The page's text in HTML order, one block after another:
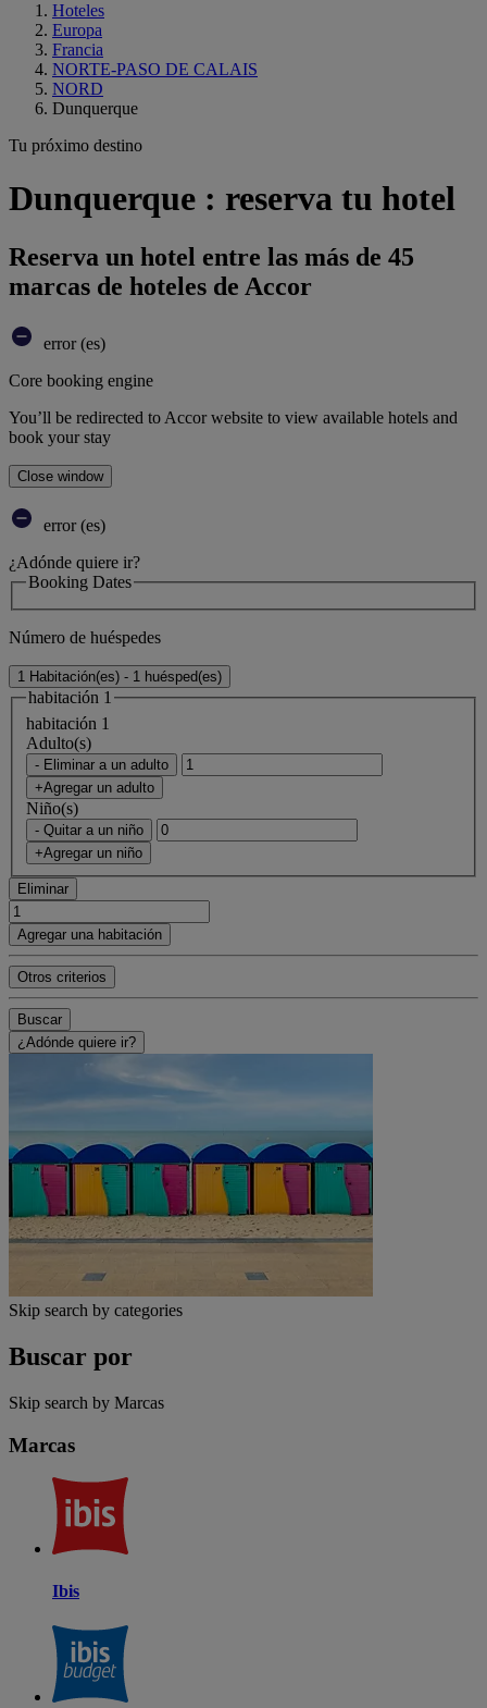
Hoteles
Europa
Francia
NORTE-PASO DE CALAIS
NORD
Dunquerque
Tu próximo destino
Dunquerque : reserva tu hotel
Reserva un hotel entre las más de 45
marcas de hoteles de Accor
error (es)
Core booking engine
You’ll be redirected to Accor website to view available hotels and
book your stay
Close window
error (es)
¿Adónde quiere ir?
Booking Dates
Número de huéspedes
1 Habitación(es) - 1 huésped(es)
habitación 1
habitación 1
Adulto(s)
- Eliminar a un adulto
+Agregar un adulto
Niño(s)
- Quitar a un niño
+Agregar un niño
Eliminar
Agregar una habitación
Otros criterios
Buscar
¿Adónde quiere ir?
Skip search by categories
Buscar por
Skip search by Marcas
Marcas
Ibis